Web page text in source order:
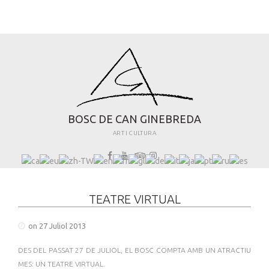
BOSC DE CAN GIN EBREDA
ART I CULTURA
TEATRE VIRTUAL
on 27 Juliol 2013
DES DEL PASSAT 27 DE JULIOL, EL BOSC COMPTA AMB UN ATRACTIU
MES: UN TEATRE VIRTUAL.